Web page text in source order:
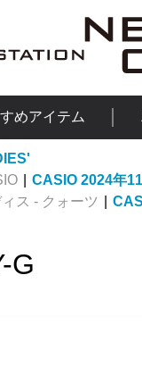
めアイテム
CASIO 2024年
ス - クォーツ
G